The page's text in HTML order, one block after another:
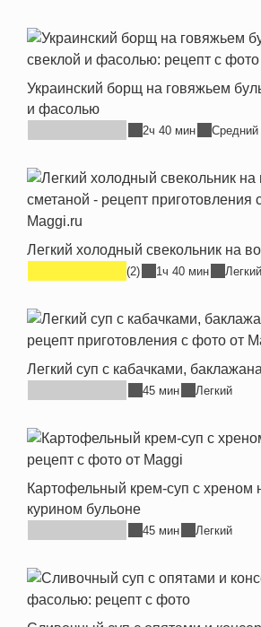
Украинский борщ на говяжьем
и фасолью
2ч 40 мин Средний
Легкий холодный свекольник на
(2) 1ч 40 мин Легкий
Легкий суп с кабачками,
45 мин Легкий
Картофельный крем-суп с хреном
курином бульоне
45 мин Легкий